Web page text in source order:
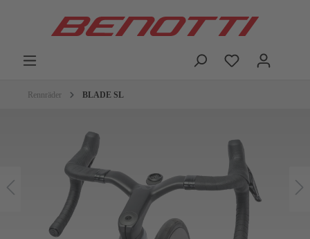
Rennräder BLADE SL